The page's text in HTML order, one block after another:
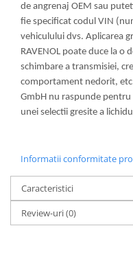
de angrenaj OEM sau
fie specificat codul VIN
vehiculului dvs. Aplicarea
RAVENOL poate duce la o
schimbare a transmisiei,
comportament nedorit,
GmbH nu raspunde pentru
unei selectii gresite a
Informatii conformitate
Caracteristici
Review-uri(0)